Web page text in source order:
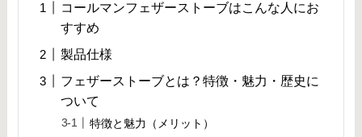
コールマンフェザーストーブはこんな人にお
すすめ
製品仕様
フェザーストーブとは？特徴・魅力・歴史に
ついて
特徴と魅力（メリット）